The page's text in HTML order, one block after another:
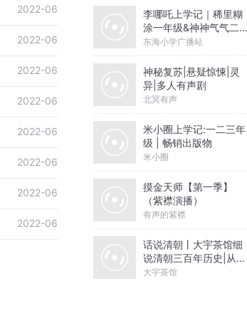
2022-06
2022-06
2022-06
2022-06
2022-06
2022-06
2022-06
2022-06
李哪吒上学记｜稀里糊
涂一年级&神神气气二年
级
东海小学广播站
神秘复苏|悬疑惊悚|灵
异|多人有声剧
北冥有声
米小圈上学记:一二三年
级 | 畅销出版物
米小圈
摸金天师【第一季】
（紫襟演播）
有声的紫襟
话说清朝丨大宇茶馆细
说清朝三百年历史|从努
尔哈赤到末代皇帝溥仪|
大宇茶馆